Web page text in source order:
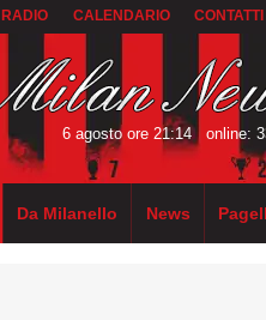
CALENDARIO CONTATTI
6 agosto ore 21:14 online:
Da Milanello News